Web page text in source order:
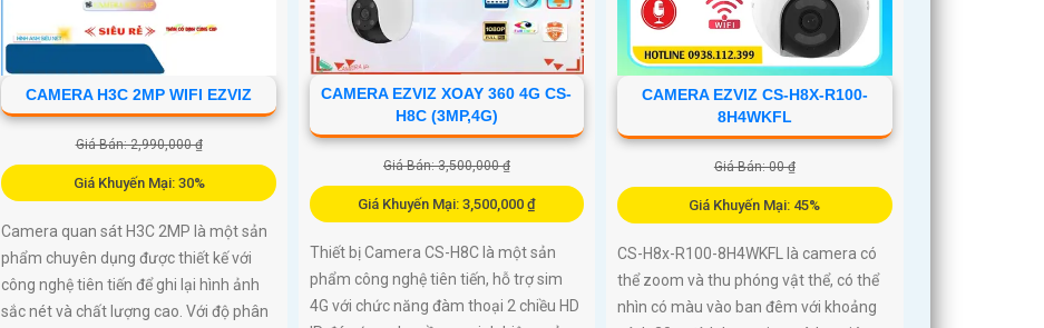
CAMERA H3C 2MP WIFI EZVIZ
Giá Bán: 2,990,000 ₫
Giá Khuyến Mại: 30%
Camera quan sát H3C 2MP là một sản
phẩm chuyên dụng được thiết kế với
công nghệ tiên tiến để ghi lại hình ảnh
sắc nét và chất lượng cao. Với độ phân
CAMERA EZVIZ XOAY 360 4G CS-
H8C (3MP,4G)
Giá Bán: 3,500,000 ₫
Giá Khuyến Mại: 3,500,000 ₫
Thiết bị Camera CS-H8C là một sản
phẩm công nghệ tiên tiến, hỗ trợ sim
4G với chức năng đàm thoại 2 chiều HD
CAMERA EZVIZ CS-H8X-R100-
8H4WKFL
Giá Bán: 00 ₫
Giá Khuyến Mại: 45%
CS-H8x-R100-8H4WKFL là camera có
thể zoom và thu phóng vật thể, có thể
nhìn có màu vào ban đêm với khoảng